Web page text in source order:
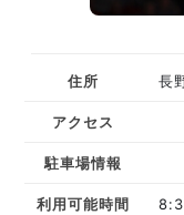
住所 長
アクセス
駐車場情報
利用可能時間